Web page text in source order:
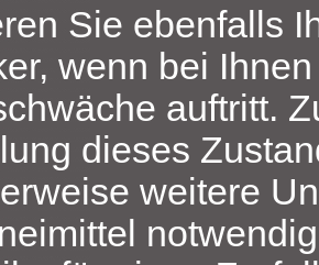
Sie ebenfalls
wenn bei
auftritt.
dieses
weitere